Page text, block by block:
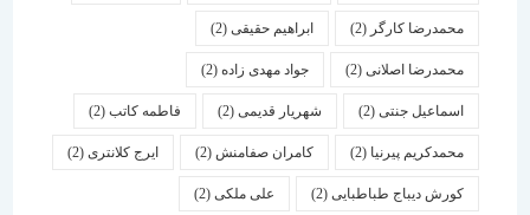
محمدرضا کارگر(2) ابراهیم حقیقی(2)
محمدرضا اصلانی(2) جواد مهدی زاده(2)
اسماعیل جنتی(2) شهریار قدیمی(2) فاطمه کاتب(2)
محمدکریم پیرنیا (2) کامران صفامنش(2) ایرج کلانتری (2)
کورش دیباج طباطبایی(2) علی ملکی(2)